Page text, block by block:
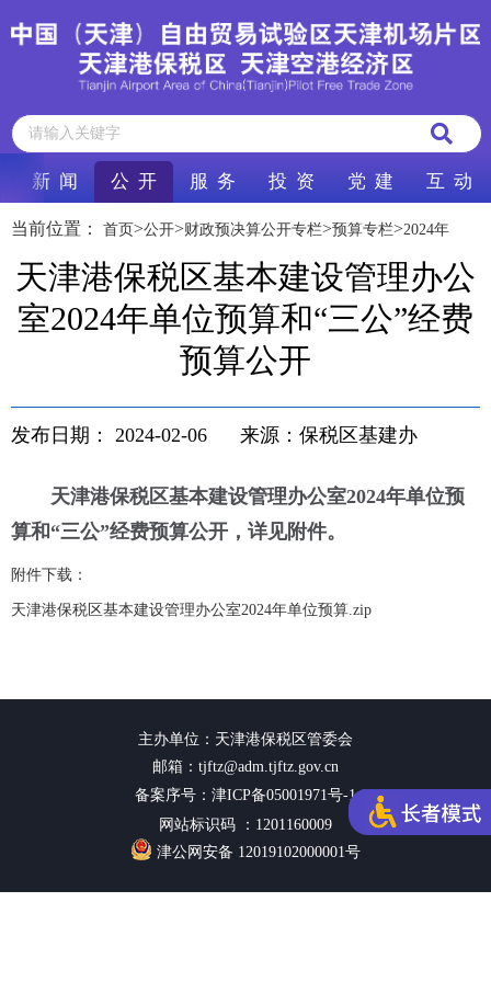
新 闻 公 开 服 务 投 资 党 建 互 动
当前位置： 首页>公开>财政预决算公开专栏>预算专栏>2024年
天津港保税区基本建设管理办公
室2024年单位预算和“三公”经费
预算公开
发布日期： 2024-02-06 来源：保税区基建办
天津港保税区基本建设管理办公室2024年单位预
算和“三公”经费预算公开，详见附件。
附件下载：
天津港保税区基本建设管理办公室2024年单位预算.zip
主办单位：天津港保税区管委会
邮箱：tjftz@adm.tjftz.gov.cn
备案序号：津ICP备05001971号-1
网站标识码 ：1201160009
津公网安备 12019102000001号